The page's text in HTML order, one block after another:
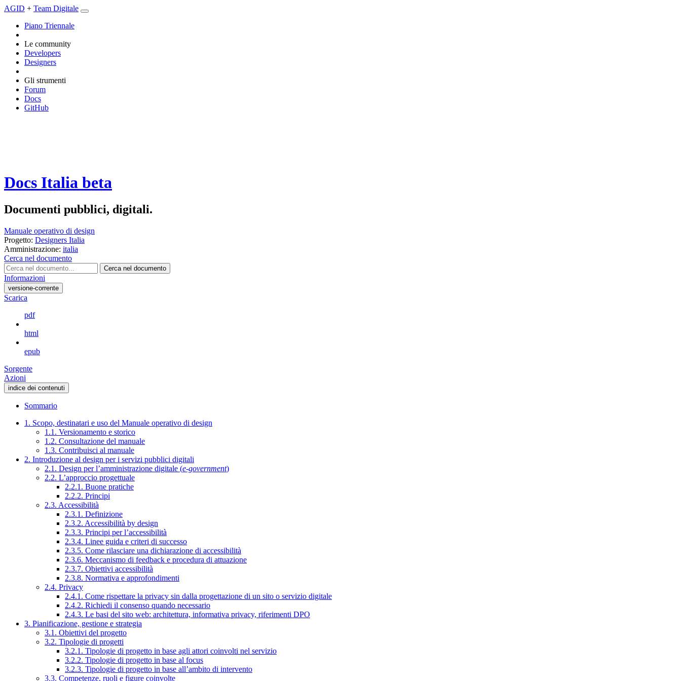
AGID + Team Digitale
Piano Triennale
Le community
Developers
Designers
Gli strumenti
Forum
Docs
GitHub
Docs Italia beta
Documenti pubblici, digitali.
Manuale operativo di design
Progetto: Designers Italia
Amministrazione: italia
Cerca nel documento
Cerca nel documento
Informazioni
versione-corrente
Scarica
pdf
html
epub
Sorgente
Azioni
indice dei contenuti
Sommario
1. Scopo, destinatari e uso del Manuale operativo di design
1.1. Versionamento e storico
1.2. Consultazione del manuale
1.3. Contribuisci al manuale
2. Introduzione al design per i servizi pubblici digitali
2.1. Design per l’amministrazione digitale (e-government)
2.2. L’approccio progettuale
2.2.1. Buone pratiche
2.2.2. Principi
2.3. Accessibilità
2.3.1. Definizione
2.3.2. Accessibilità by design
2.3.3. Principi per l’accessibilità
2.3.4. Linee guida e criteri di successo
2.3.5. Come rilasciare una dichiarazione di accessibilità
2.3.6. Meccanismo di feedback e procedura di attuazione
2.3.7. Obiettivi accessibilità
2.3.8. Normativa e approfondimenti
2.4. Privacy
2.4.1. Come rispettare la privacy sin dalla progettazione di un sito o servizio digitale
2.4.2. Richiedi il consenso quando necessario
2.4.3. Le basi del sito web: architettura, informativa privacy, riferimenti DPO
3. Pianificazione, gestione e strategia
3.1. Obiettivi del progetto
3.2. Tipologie di progetti
3.2.1. Tipologie di progetto in base agli attori coinvolti nel servizio
3.2.2. Tipologie di progetto in base al focus
3.2.3. Tipologie di progetto in base all’ambito di intervento
3.3. Competenze, ruoli e figure coinvolte